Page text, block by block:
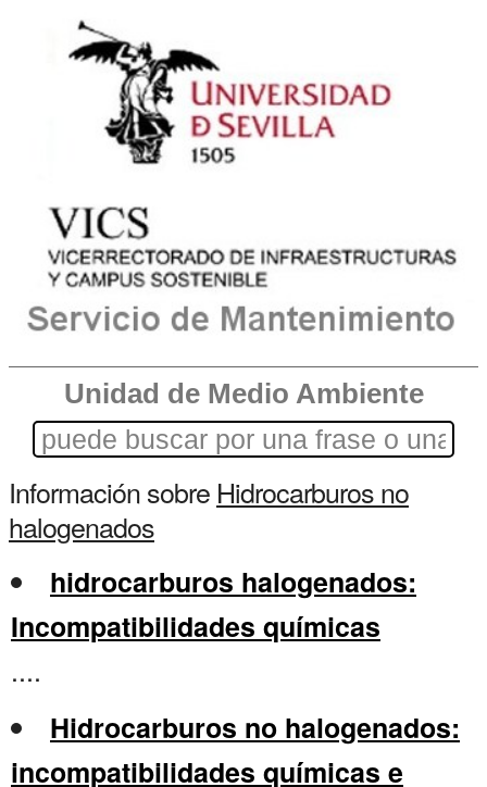
Unidad de Medio Ambiente
Información sobre Hidrocarburos no
halogenados
hidrocarburos halogenados:
Incompatibilidades químicas
....
Hidrocarburos no halogenados:
incompatibilidades químicas e